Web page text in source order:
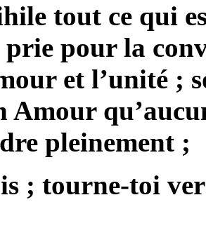
tout ce qui
prie pour la
et l’unité ;
pleinement ;
; tourne-toi